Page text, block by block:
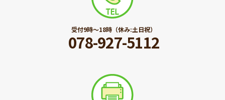
受付9時〜18時（休み:土日祝）
078-927-5112